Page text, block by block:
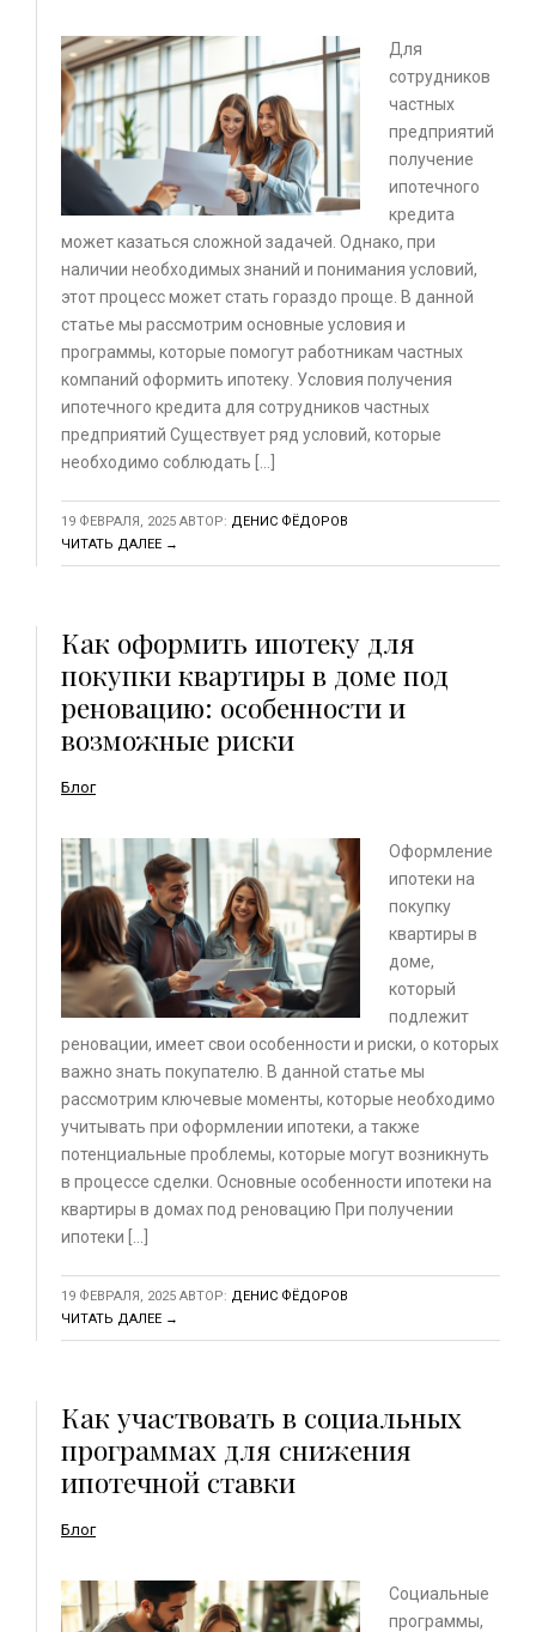
Для
сотрудников
частных
предприятий
получение
ипотечного
кредита
может казаться сложной задачей. Однако, при
наличии необходимых знаний и понимания условий,
этот процесс может стать гораздо проще. В данной
статье мы рассмотрим основные условия и
программы, которые помогут работникам частных
компаний оформить ипотеку. Условия получения
ипотечного кредита для сотрудников частных
предприятий Существует ряд условий, которые
необходимо соблюдать […]
19 ФЕВРАЛЯ, 2025 АВТОР: ДЕНИС ФЁДОРОВ
ЧИТАТЬ ДАЛЕЕ →
Как оформить ипотеку для
покупки квартиры в доме под
реновацию: особенности и
возможные риски
Блог
Оформление
ипотеки на
покупку
квартиры в
доме,
который
подлежит
реновации, имеет свои особенности и риски, о которых
важно знать покупателю. В данной статье мы
рассмотрим ключевые моменты, которые необходимо
учитывать при оформлении ипотеки, а также
потенциальные проблемы, которые могут возникнуть
в процессе сделки. Основные особенности ипотеки на
квартиры в домах под реновацию При получении
ипотеки […]
19 ФЕВРАЛЯ, 2025 АВТОР: ДЕНИС ФЁДОРОВ
ЧИТАТЬ ДАЛЕЕ →
Как участвовать в социальных
программах для снижения
ипотечной ставки
Блог
Социальные
программы,